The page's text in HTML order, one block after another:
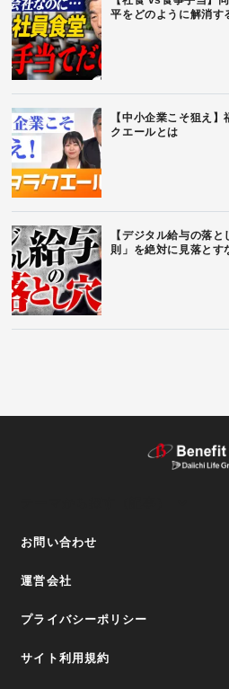
平をどのように解消す
【中小企業こそ狙え
クエールとは
【デジタル給与の落
則」を絶対に見落とす
お問い合わせ
運営会社
プライバシーポリシー
サイト利用規約